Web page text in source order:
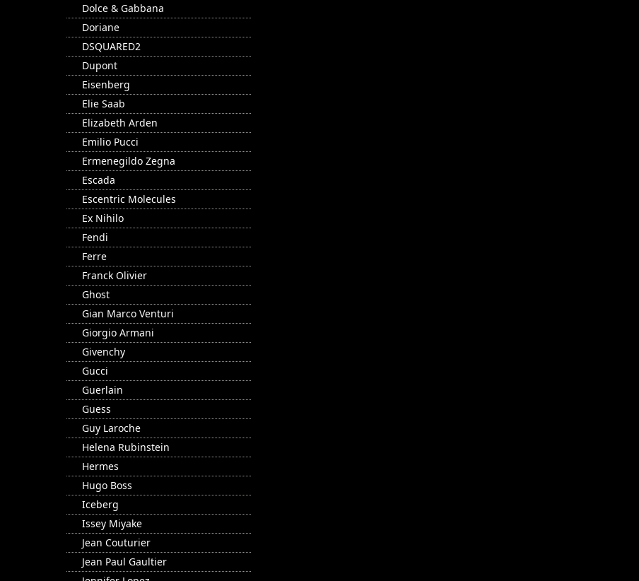
Dolce & Gabbana
Doriane
DSQUARED2
Dupont
Eisenberg
Elie Saab
Elizabeth Arden
Emilio Pucci
Ermenegildo Zegna
Escada
Escentric Molecules
Ex Nihilo
Fendi
Ferre
Franck Olivier
Ghost
Gian Marco Venturi
Giorgio Armani
Givenchy
Gucci
Guerlain
Guess
Guy Laroche
Helena Rubinstein
Hermes
Hugo Boss
Iceberg
Issey Miyake
Jean Couturier
Jean Paul Gaultier